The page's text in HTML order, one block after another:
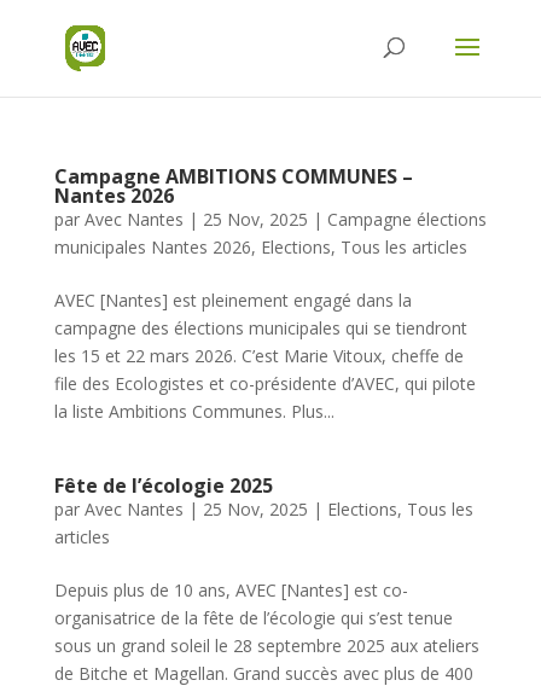
Campagne AMBITIONS COMMUNES –
Nantes 2026
par Avec Nantes | 25 Nov, 2025 | Campagne élections
municipales Nantes 2026, Elections, Tous les articles
AVEC [Nantes] est pleinement engagé dans la
campagne des élections municipales qui se tiendront
les 15 et 22 mars 2026. C’est Marie Vitoux, cheffe de
file des Ecologistes et co-présidente d’AVEC, qui pilote
la liste Ambitions Communes. Plus...
Fête de l’écologie 2025
par Avec Nantes | 25 Nov, 2025 | Elections, Tous les
articles
Depuis plus de 10 ans, AVEC [Nantes] est co-
organisatrice de la fête de l’écologie qui s’est tenue
sous un grand soleil le 28 septembre 2025 aux ateliers
de Bitche et Magellan. Grand succès avec plus de 400